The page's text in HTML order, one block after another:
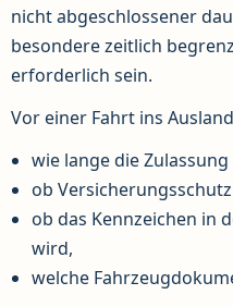
nicht abgeschlossener
besondere zeitlich
erforderlich sein.
Vor einer Fahrt ins
wie lange die
ob
ob das Kennzeichen in
wird,
welche